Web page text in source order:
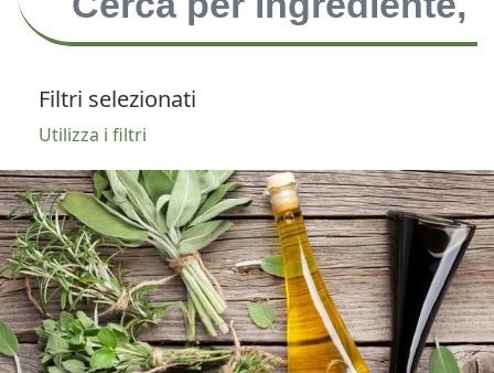
Filtri selezionati
Utilizza i filtri